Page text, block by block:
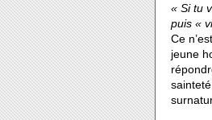
« Si tu
puis «
Ce
jeune